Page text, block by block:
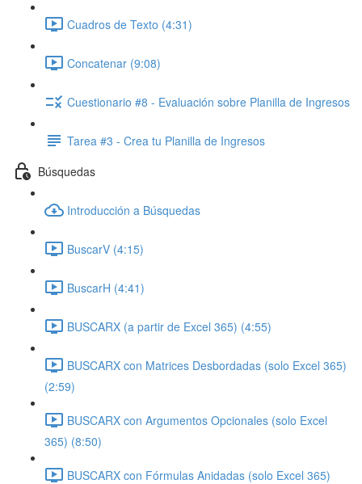
Cuadros de Texto (4:31)
Concatenar (9:08)
Cuestionario #8 - Evaluación sobre Planilla de Ingresos
Tarea #3 - Crea tu Planilla de Ingresos
Búsquedas
Introducción a Búsquedas
BuscarV (4:15)
BuscarH (4:41)
BUSCARX (a partir de Excel 365) (4:55)
BUSCARX con Matrices Desbordadas (solo Excel 365)
(2:59)
BUSCARX con Argumentos Opcionales (solo Excel
365) (8:50)
BUSCARX con Fórmulas Anidadas (solo Excel 365)